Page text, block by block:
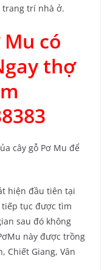
trang trí nhà ở.
có
thợ
cây gỗ Pơ Mu để
hiện đầu tiên tại
tiếp tục được tìm
sau đó không
này được trồng
Chiết Giang, Vân